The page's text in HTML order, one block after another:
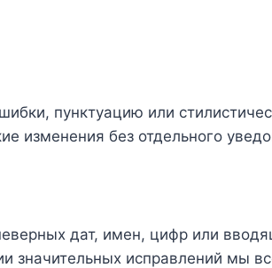
пунктуацию или
изменения без отдельного
дат, имен, цифр или
значительных исправлений мы